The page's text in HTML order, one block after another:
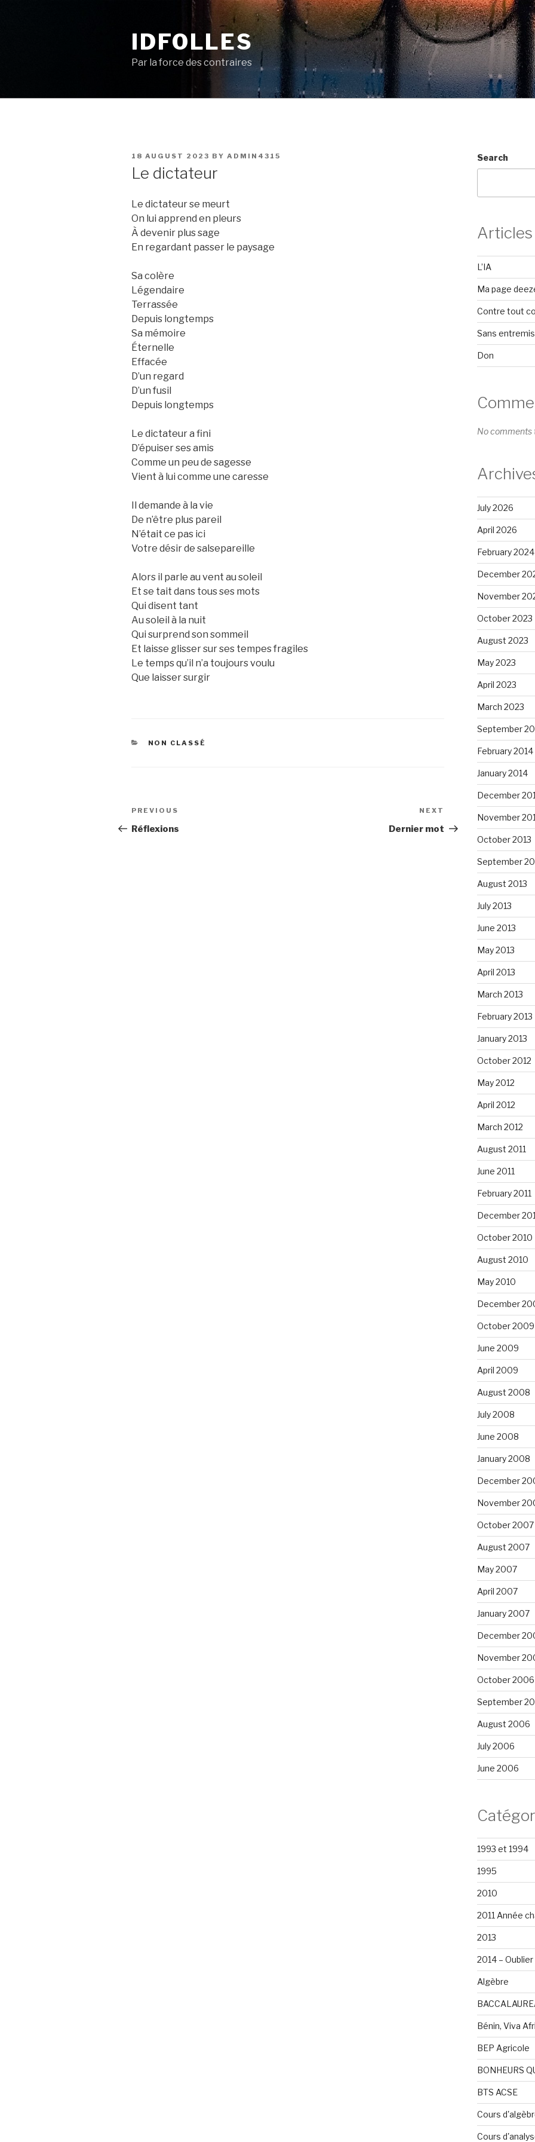
IDFOLLES
Par la force des contraires
POSTED
18 AUGUST 2023 BY ADMIN4315
Le dictateur
Le dictateur se meurt
On lui apprend en pleurs
À devenir plus sage
En regardant passer le paysage
Sa colère
Légendaire
Terrassée
Depuis longtemps
Sa mémoire
Éternelle
Effacée
D’un regard
D’un fusil
Depuis longtemps
Le dictateur a fini
D’épuiser ses amis
Comme un peu de sagesse
Vient à lui comme une caresse
Il demande à la vie
De n’être plus pareil
N’était ce pas ici
Votre désir de salsepareille
Alors il parle au vent au soleil
Et se tait dans tous ses mots
Qui disent tant
Au soleil à la nuit
Qui surprend son sommeil
Et laisse glisser sur ses tempes fragiles
Le temps qu’il n’a toujours voulu
Que laisser surgir
CATEGORIES
NON CLASSÉ
Post
navigation
Previous
Post
PREVIOUS
Réflexions
Post
NEXT
Dernier mot
Search
L’IA
Ma page
Contre tout
Sans
Don
No comments
July 2026
April 2026
February 2024
December
November
October 2023
August 2023
May 2023
April 2023
March 2023
September
February 2014
January 2014
December
November
October 2013
September
August 2013
July 2013
June 2013
May 2013
April 2013
March 2013
February 2013
January 2013
October 2012
May 2012
April 2012
March 2012
August 2011
June 2011
February 2011
December
October 2010
August 2010
May 2010
December
October 2009
June 2009
April 2009
August 2008
July 2008
June 2008
January 2008
December
November
October 2007
August 2007
May 2007
April 2007
January 2007
December
November
October 2006
September
August 2006
July 2006
June 2006
1993 et 1994
1995
2010
2011 Année
2013
2014 –
Algèbre
Bénin, Viva
BEP Agricole
BONHEURS
BTS ACSE
Cours
Cours